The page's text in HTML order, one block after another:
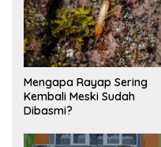
Mengapa Rayap Sering
Kembali Meski Sudah
Dibasmi?